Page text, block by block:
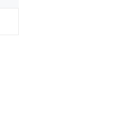
/ 39.4 in, Cintura: 85 cm / 33 in,